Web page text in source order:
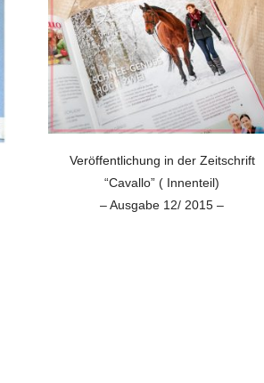
Veröffentlichung in der Zeitschrift
“Cavallo” ( Innenteil)
– Ausgabe 12/ 2015 –